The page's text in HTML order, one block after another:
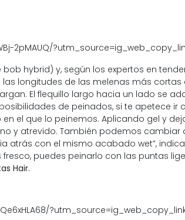
2pMAUQ/
bob hybrid) y, según los expertos en
longitudes de las melenas más cortas
El flequillo largo hacia un lado se
de peinados, si te apetece ir
el que lo peinemos. Aplicando gel y
y atrevido. También podemos cambiar
atrás con el mismo acabado wet”, indica
fresco, puedes peinarlo con las puntas
Hair.